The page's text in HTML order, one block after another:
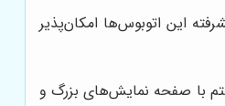
این اتوبوس‌ها امکان‌پذیر
با صفحه نمایش‌های بزرگ و